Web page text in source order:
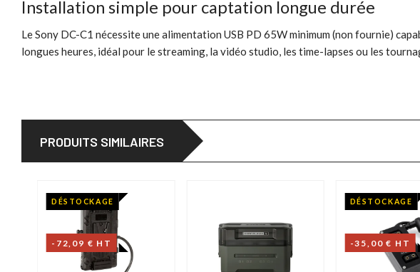
Installation simple pour captation longue durée
Le Sony DC-C1 nécessite une alimentation USB PD 65W minimum (non fournie)
longues heures, idéal pour le streaming, la vidéo studio, les time-lapses ou les
PRODUITS SIMILAIRES
DÉSTOCKAGE
-72,09 € HT
DÉSTOCKAGE
-35,00 € HT